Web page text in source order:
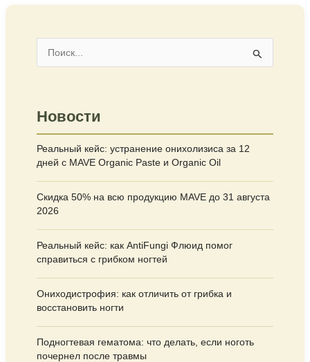
с
к
:
Новости
Реальный кейс: устранение онихолизиса за 12
дней с MAVE Organic Paste и Organic Oil
Скидка 50% на всю продукцию MAVE до 31 августа
2026
Реальный кейс: как AntiFungi Флюид помог
справиться с грибком ногтей
Ониходистрофия: как отличить от грибка и
восстановить ногти
Подногтевая гематома: что делать, если ноготь
почернел после травмы